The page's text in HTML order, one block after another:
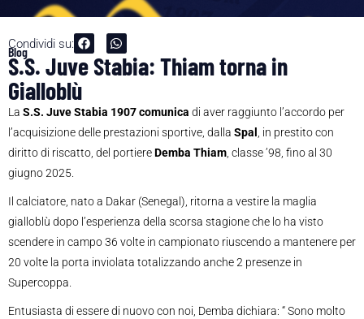
Condividi su:
Blog
S.S. Juve Stabia: Thiam torna in
Gialloblù
La S.S. Juve Stabia 1907 comunica di aver raggiunto l’accordo per
l’acquisizione delle prestazioni sportive, dalla Spal
, in prestito con
diritto di riscatto, del portiereDemba Thiam , classe ’98, fino al 30
giugno 2025.
Il calciatore, nato a Dakar (Senegal), ritorna a vestire la maglia
gialloblù dopo l’esperienza della scorsa stagione che lo ha visto
scendere in campo 36 volte in campionato riuscendo a mantenere per
20 volte la porta inviolata totalizzando anche 2 presenze in
Supercoppa.
Entusiasta di essere di nuovo con noi, Demba dichiara: “ Sono molto